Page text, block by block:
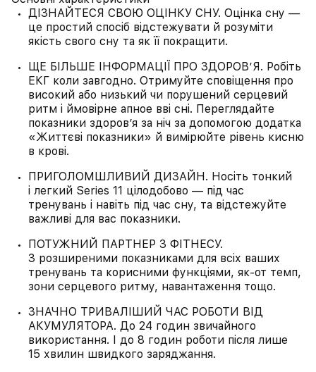
ДІЗНАЙТЕСЯ СВОЮ ОЦІНКУ СНУ. Оцінка сну —
це простий спосіб відстежувати й розуміти
якість свого сну та як її покращити.
ЩЕ БІЛЬШЕ ІНФОРМАЦІЇ ПРО ЗДОРОВ’Я. Робіть
ЕКГ коли завгодно. Отримуйте сповіщення про
високий або низький чи порушений серцевий
ритм і ймовірне апное вві сні. Переглядайте
показники здоров’я за ніч за допомогою додатка
«Життєві показники» й вимірюйте рівень кисню
в крові.
ПРИГОЛОМШЛИВИЙ ДИЗАЙН. Носіть тонкий
і легкий Series 11 цілодобово — під час
тренувань і навіть під час сну, та відстежуйте
важливі для вас показники.
ПОТУЖНИЙ ПАРТНЕР З ФІТНЕСУ.
З розширеними показниками для всіх ваших
тренувань та корисними функціями, як-от темп,
зони серцевого ритму, навантаження тощо.
ЗНАЧНО ТРИВАЛІШИЙ ЧАС РОБОТИ ВІД
АКУМУЛЯТОРА. До 24 годин звичайного
використання. І до 8 годин роботи після лише
15 хвилин швидкого заряджання.